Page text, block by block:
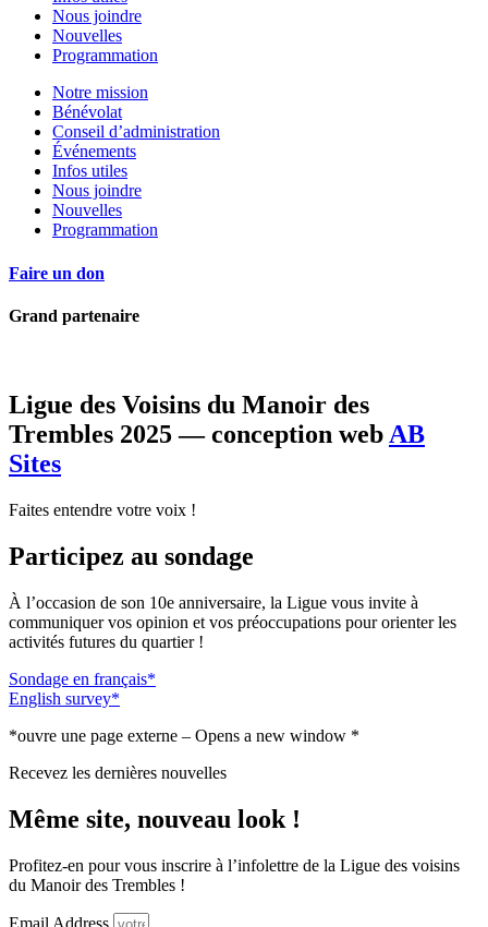
Nous joindre
Nouvelles
Programmation
Notre mission
Bénévolat
Conseil d’administration
Événements
Infos utiles
Nous joindre
Nouvelles
Programmation
Faire un don
Grand partenaire
Ligue des Voisins du Manoir des
Trembles 2025 — conception web AB
Sites
Faites entendre votre voix !
Participez au sondage
À l’occasion de son 10e anniversaire, la Ligue vous invite à
communiquer vos opinion et vos préoccupations pour orienter les
activités futures du quartier !
Sondage en français*
English survey*
*ouvre une page externe – Opens a new window *
Recevez les dernières nouvelles
Même site, nouveau look !
Profitez-en pour vous inscrire à l’infolettre de la Ligue des voisins
du Manoir des Trembles !
Email Address